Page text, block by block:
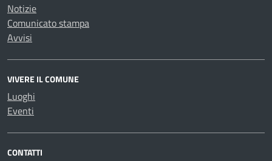
Notizie
Comunicato stampa
Avvisi
VIVERE IL COMUNE
Luoghi
Eventi
CONTATTI